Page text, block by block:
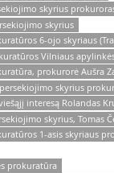
skyrius
skyrius
6-ojo skyriaus
Vilniaus
prokurorė Aušra
skyrius
interesą Rolandas
skyrius, Tomas
1-asis skyriaus
prokuratūra